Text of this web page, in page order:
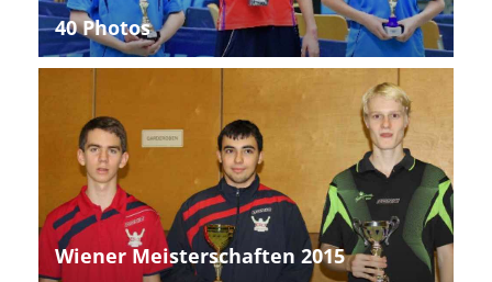
40 Photos
Wiener Meisterschaften 2015